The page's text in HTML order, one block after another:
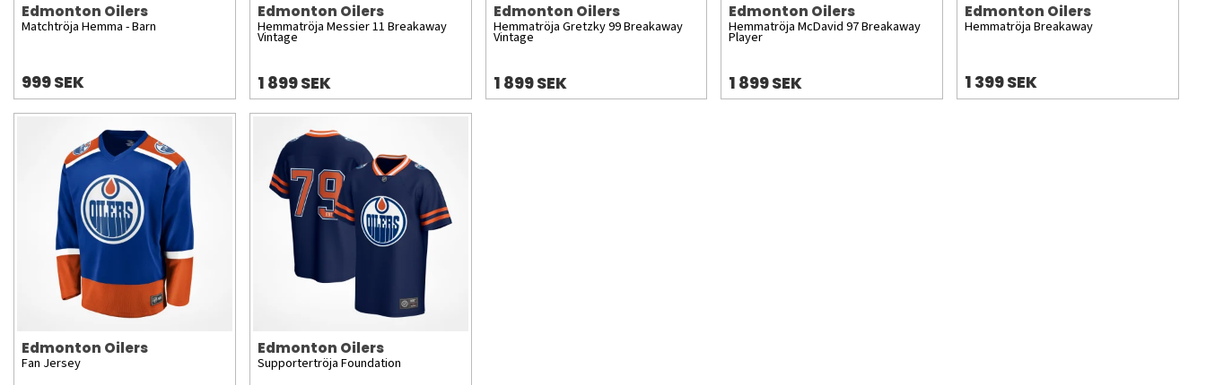
Edmonton Oilers
Matchtröja Hemma - Barn
999 SEK
Edmonton Oilers
Hemmatröja Messier 11 Breakaway
Vintage
1 899 SEK
Edmonton Oilers
Hemmatröja Gretzky 99 Breakaway
Vintage
1 899 SEK
Edmonton Oilers
Hemmatröja McDavid 97 Breakaway
Player
1 899 SEK
Edmonton Oilers
Hemmatröja Breakaway
1 399 SEK
Edmonton Oilers
Fan Jersey
Edmonton Oilers
Supportertröja Foundation